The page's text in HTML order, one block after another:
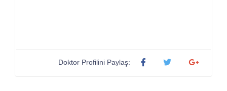
Doktor Profilini Paylaş: